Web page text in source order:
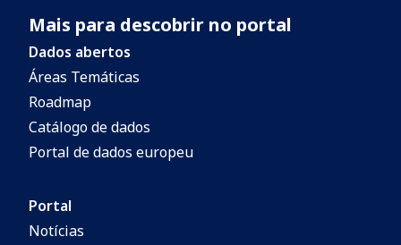
Mais para descobrir no portal
Dados abertos
Áreas Temáticas
Roadmap
Catálogo de dados
Portal de dados europeu
Portal
Notícias